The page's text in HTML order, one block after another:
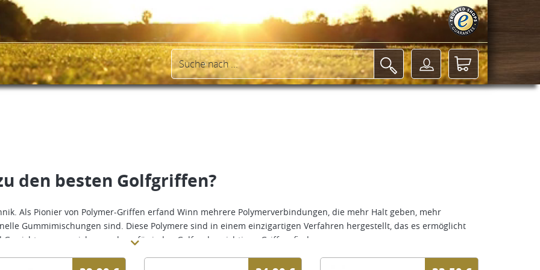
den besten Golfgriffen?
Als Pionier von Polymer-Griffen erfand Winn mehrere Polymerverbindungen, die mehr Halt geben, mehr
Gummimischungen sind. Diese Polymere sind in einem einzigartigen Verfahren hergestellt, das es ermöglicht
zu erreichen und um für jeden Golfer den richtigen Griff zu finden.